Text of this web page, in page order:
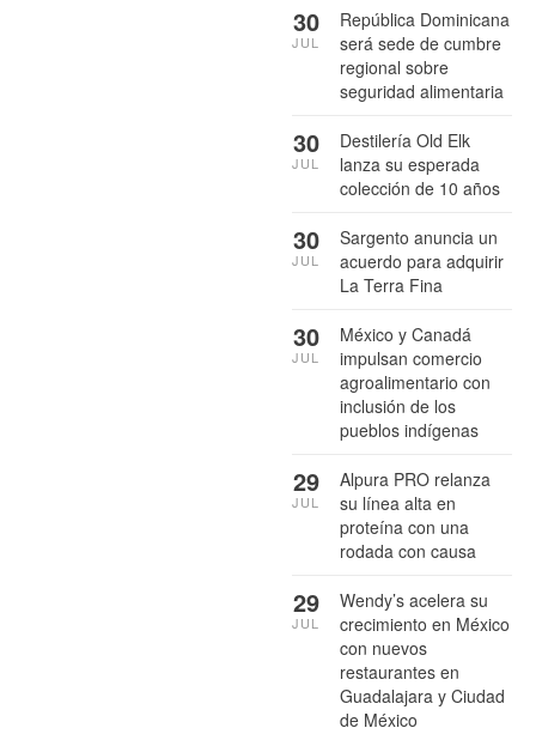
República Dominicana
será sede de cumbre
regional sobre
seguridad alimentaria
30
JUL
Destilería Old Elk
lanza su esperada
colección de 10 años
30
JUL
Sargento anuncia un
acuerdo para adquirir
La Terra Fina
30
JUL
México y Canadá
impulsan comercio
agroalimentario con
inclusión de los
pueblos indígenas
30
JUL
Alpura PRO relanza
su línea alta en
proteína con una
rodada con causa
29
JUL
Wendy’s acelera su
crecimiento en México
con nuevos
restaurantes en
Guadalajara y Ciudad
de México
29
JUL